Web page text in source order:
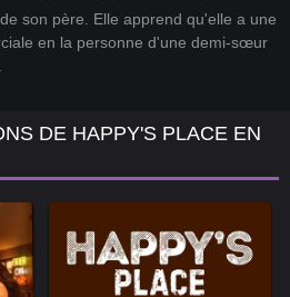
son père. Elle apprend qu'elle a une
en la personne d'une demi-sœur
DE HAPPY'S PLACE EN